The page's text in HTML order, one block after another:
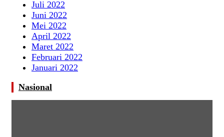
Juli 2022
Juni 2022
Mei 2022
April 2022
Maret 2022
Februari 2022
Januari 2022
Nasional